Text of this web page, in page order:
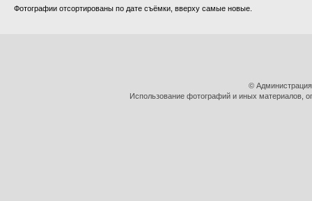
Фотографии отсортированы по дате съёмки, вверху самые новые.
©
Использование фотографий и иных материалов,